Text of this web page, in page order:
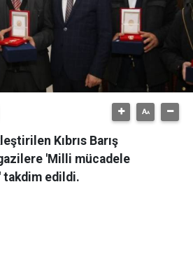
Kıbrıs Barış
'Milli mücadele
takdim edildi.